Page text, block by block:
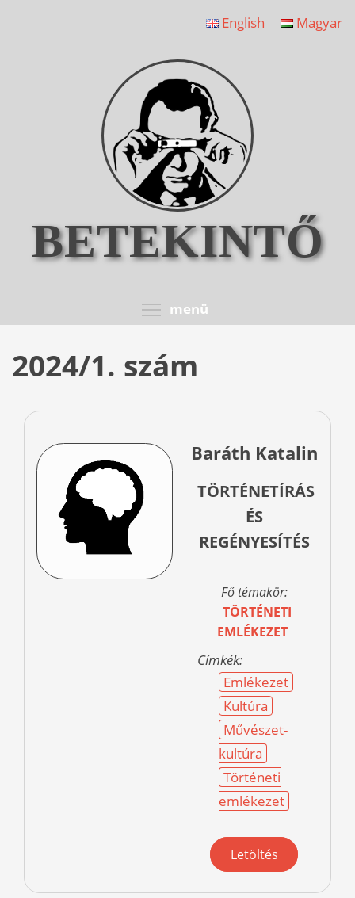
English Magyar
BETEKINTŐ
menü
2024/1. szám
Baráth Katalin
TÖRTÉNETÍRÁS
ÉS
REGÉNYESÍTÉS
Fő témakör:
TÖRTÉNETI
EMLÉKEZET
Címkék:
Emlékezet
Kultúra
Művészet-
kultúra
Történeti
emlékezet
Letöltés